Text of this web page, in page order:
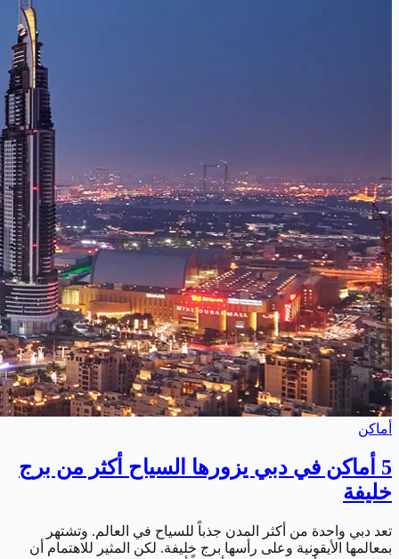
أماكن
5 أماكن في دبي يزورها السياح أكثر من برج
خليفة
تعد دبي واحدة من أكثر المدن جذباً للسياح في العالم. وتشتهر
بمعالمها الأيقونية وعلى رأسها برج خليفة. لكن المثير للاهتمام أن